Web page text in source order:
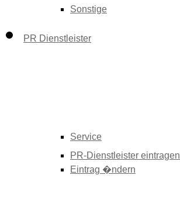
Sonstige
PR Dienstleister
Service
PR-Dienstleister eintragen
Eintrag �ndern